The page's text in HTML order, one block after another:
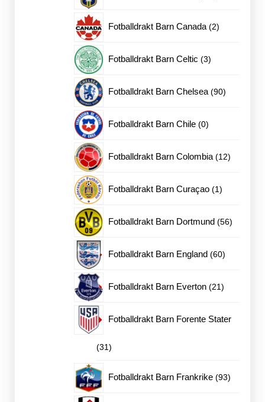
Fotballdrakt Barn Canada 22
Fotballdrakt Barn Celtic 33
Fotballdrakt Barn Chelsea 9090
Fotballdrakt Barn Chile 00
Fotballdrakt Barn Colombia 1212
Fotballdrakt Barn Curaçao 11
Fotballdrakt Barn Dortmund 5656
Fotballdrakt Barn England 6060
Fotballdrakt Barn Everton 2121
Fotballdrakt Barn Forente Stater
3131
produkter
Fotballdrakt Barn Frankrike 9393